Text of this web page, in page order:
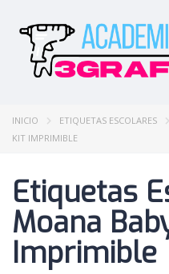
INICIO ETIQUETAS ESCOLARES
KIT IMPRIMIBLE
Etiquetas
Moana
Imprimible